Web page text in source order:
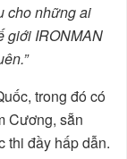
cho những ai
giới IRONMAN
trong đó có
Cương, sẵn
thi đầy hấp dẫn.